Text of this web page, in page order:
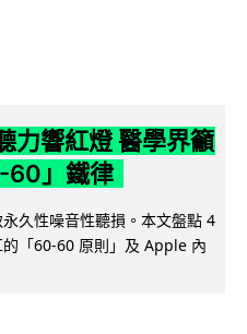
力響紅燈 醫學界籲
60」鐵律
久性噪音性聽損。本文盤點 4
「60-60 原則」及 Apple 內